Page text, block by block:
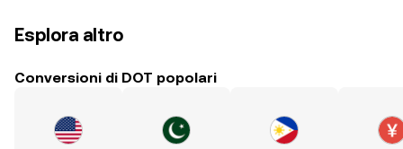
Esplora altro
Conversioni di DOT popolari